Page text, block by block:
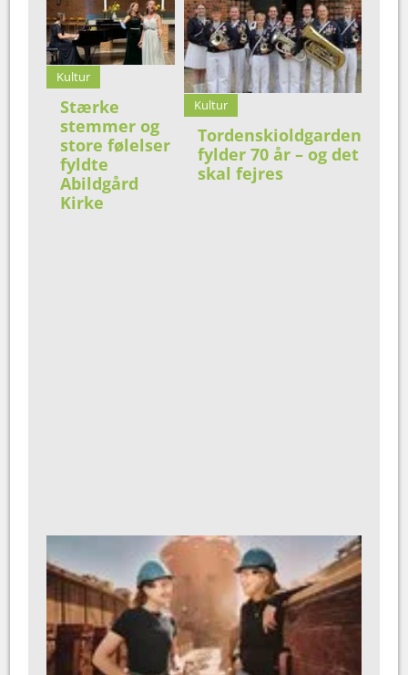
Kultur
Stærke
stemmer og
store følelser
fyldte
Abildgård
Kirke
Kultur
Tordenskioldgarden
fylder 70 år – og det
skal fejres